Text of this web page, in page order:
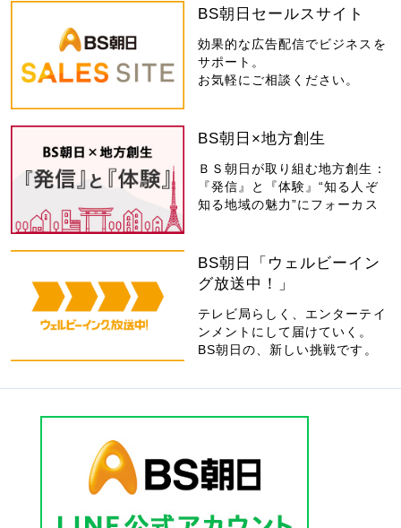
BS朝日セールスサイト
効果的な広告配信でビジネスを
サポート。
お気軽にご相談ください。
BS朝日×地方創生
ＢＳ朝日が取り組む地方創生：
『発信』と『体験』“知る人ぞ
知る地域の魅力”にフォーカス
BS朝日「ウェルビーイン
グ放送中！」
テレビ局らしく、エンターテイ
ンメントにして届けていく。
BS朝日の、新しい挑戦です。